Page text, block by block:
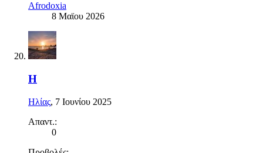
Afrodoxia
8 Μαϊου 2026
H
Ηλίας, 7 Ιουνίου 2025
Απαντ.:
0